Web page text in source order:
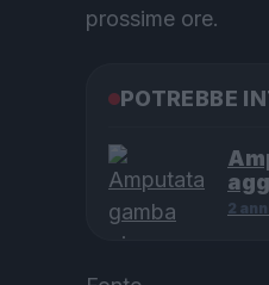
prossime ore.
POTREBBE
2